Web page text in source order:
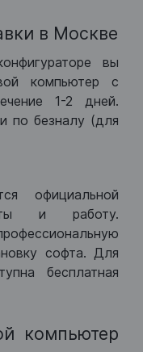
в Москве
вы
компьютер с
1-2 дней.
по безналу (для
официальной
и работу.
софта. Для
бесплатная
компьютер